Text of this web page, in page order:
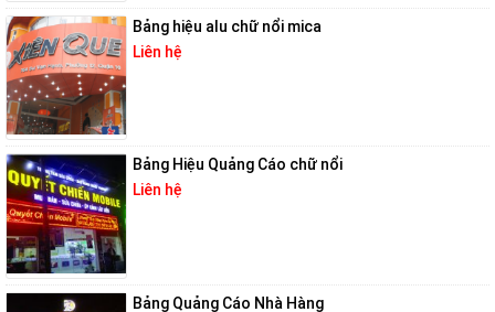
Bảng hiệu alu chữ nổi mica
Liên hệ
Bảng Hiệu Quảng Cáo chữ nổi
Liên hệ
Bảng Quảng Cáo Nhà Hàng